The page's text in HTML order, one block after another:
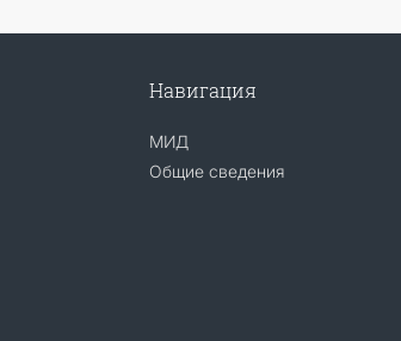
Навигация
МИД
Общие сведения